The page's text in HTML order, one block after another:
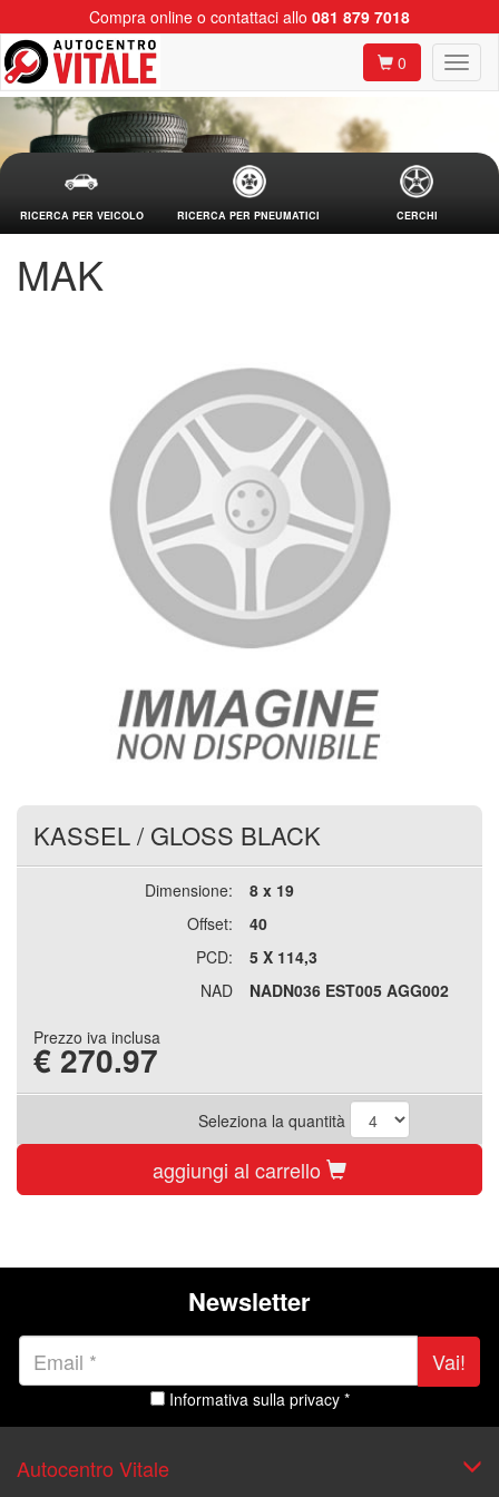
Compra online o contattaci allo 081 879 7018
0
RICERCA PER VEICOLO RICERCA PER PNEUMATICI CERCHI
MAK
KASSEL/ GLOSS BLACK
Dimensione:
8 x 19
Offset:
40
PCD:
5 X 114,3
NAD
NADN036 EST005 AGG002
Prezzo iva inclusa
€ 270.97
Seleziona la quantità
aggiungi al carrello
Newsletter
Vai!
Informativa sulla privacy *
Autocentro Vitale